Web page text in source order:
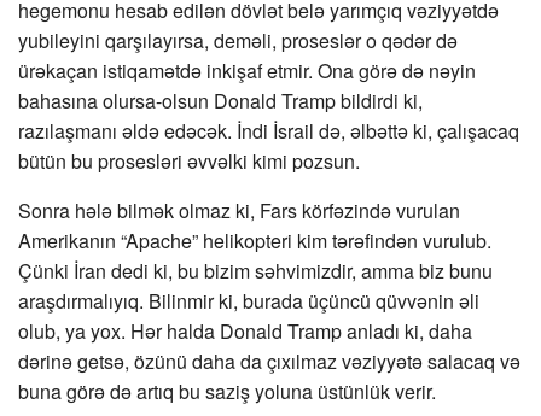
hegemonu hesab edilən dövlət belə yarımçıq vəziyyətdə
yubileyini qarşılayırsa, deməli, proseslər o qədər də
ürəkaçan istiqamətdə inkişaf etmir. Ona görə də nəyin
bahasına olursa-olsun Donald Tramp bildirdi ki,
razılaşmanı əldə edəcək. İndi İsrail də, əlbəttə ki, çalışacaq
bütün bu prosesləri əvvəlki kimi pozsun.
Sonra hələ bilmək olmaz ki, Fars körfəzində vurulan
Amerikanın “Apache” helikopteri kim tərəfindən vurulub.
Çünki İran dedi ki, bu bizim səhvimizdir, amma biz bunu
araşdırmalıyıq. Bilinmir ki, burada üçüncü qüvvənin əli
olub, ya yox. Hər halda Donald Tramp anladı ki, daha
dərinə getsə, özünü daha da çıxılmaz vəziyyətə salacaq və
buna görə də artıq bu saziş yoluna üstünlük verir.